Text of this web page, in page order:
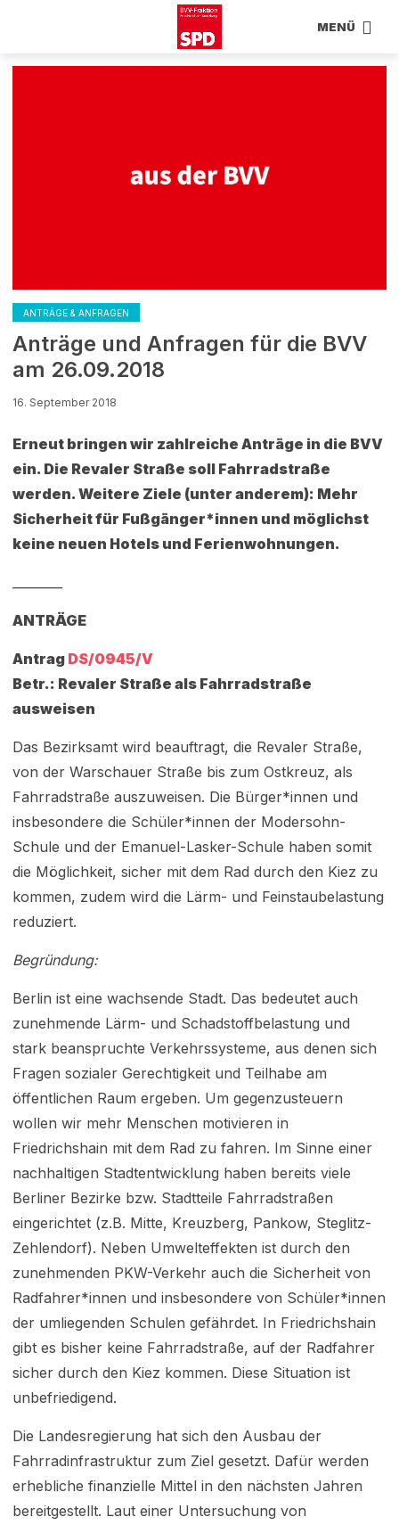
MENÜ
ANTRÄGE & ANFRAGEN
Anträge und Anfragen für die BVV
am 26.09.2018
16. September 2018
Erneut bringen wir zahlreiche Anträge in die BVV
ein. Die Revaler Straße soll Fahrradstraße
werden. Weitere Ziele (unter anderem): Mehr
Sicherheit für Fußgänger*innen und möglichst
keine neuen Hotels und Ferienwohnungen.
ANTRÄGE
Antrag DS/0945/V
Betr.: Revaler Straße als Fahrradstraße
ausweisen
Das Bezirksamt wird beauftragt, die Revaler Straße,
von der Warschauer Straße bis zum Ostkreuz, als
Fahrradstraße auszuweisen. Die Bürger*innen und
insbesondere die Schüler*innen der Modersohn-
Schule und der Emanuel-Lasker-Schule haben somit
die Möglichkeit, sicher mit dem Rad durch den Kiez zu
kommen, zudem wird die Lärm- und Feinstaubelastung
reduziert.
Begründung:
Berlin ist eine wachsende Stadt. Das bedeutet auch
zunehmende Lärm- und Schadstoffbelastung und
stark beanspruchte Verkehrssysteme, aus denen sich
Fragen sozialer Gerechtigkeit und Teilhabe am
öffentlichen Raum ergeben. Um gegenzusteuern
wollen wir mehr Menschen motivieren in
Friedrichshain mit dem Rad zu fahren. Im Sinne einer
nachhaltigen Stadtentwicklung haben bereits viele
Berliner Bezirke bzw. Stadtteile Fahrradstraßen
eingerichtet (z.B. Mitte, Kreuzberg, Pankow, Steglitz-
Zehlendorf). Neben Umwelteffekten ist durch den
zunehmenden PKW-Verkehr auch die Sicherheit von
Radfahrer*innen und insbesondere von Schüler*innen
der umliegenden Schulen gefährdet. In Friedrichshain
gibt es bisher keine Fahrradstraße, auf der Radfahrer
sicher durch den Kiez kommen. Diese Situation ist
unbefriedigend.
Die Landesregierung hat sich den Ausbau der
Fahrradinfrastruktur zum Ziel gesetzt. Dafür werden
erhebliche finanzielle Mittel in den nächsten Jahren
bereitgestellt. Laut einer Untersuchung von